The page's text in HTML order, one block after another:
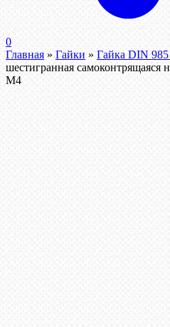
0
Главная » Гайки » Гайка DIN
шестигранная
М4